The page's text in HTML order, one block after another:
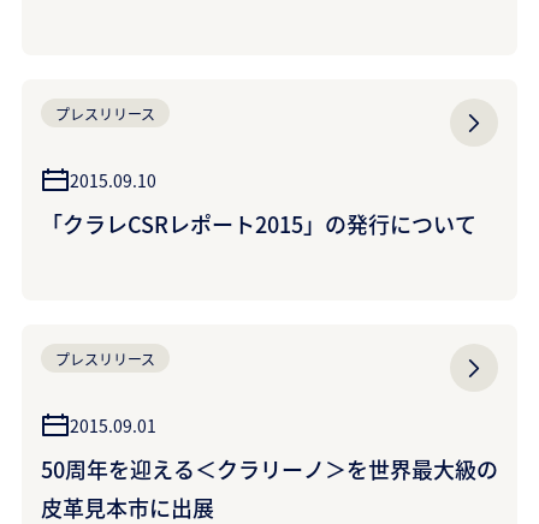
プレスリリース
2015.09.10
「クラレCSRレポート2015」の発行について
プレスリリース
2015.09.01
50周年を迎える＜クラリーノ＞を世界最大級の
皮革見本市に出展